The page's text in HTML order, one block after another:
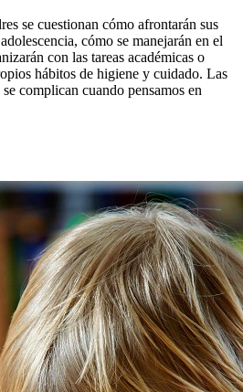
se cuestionan cómo afrontarán sus
cómo se manejarán en el
con las tareas académicas o
hábitos de higiene y cuidado. Las
se complican cuando pensamos en